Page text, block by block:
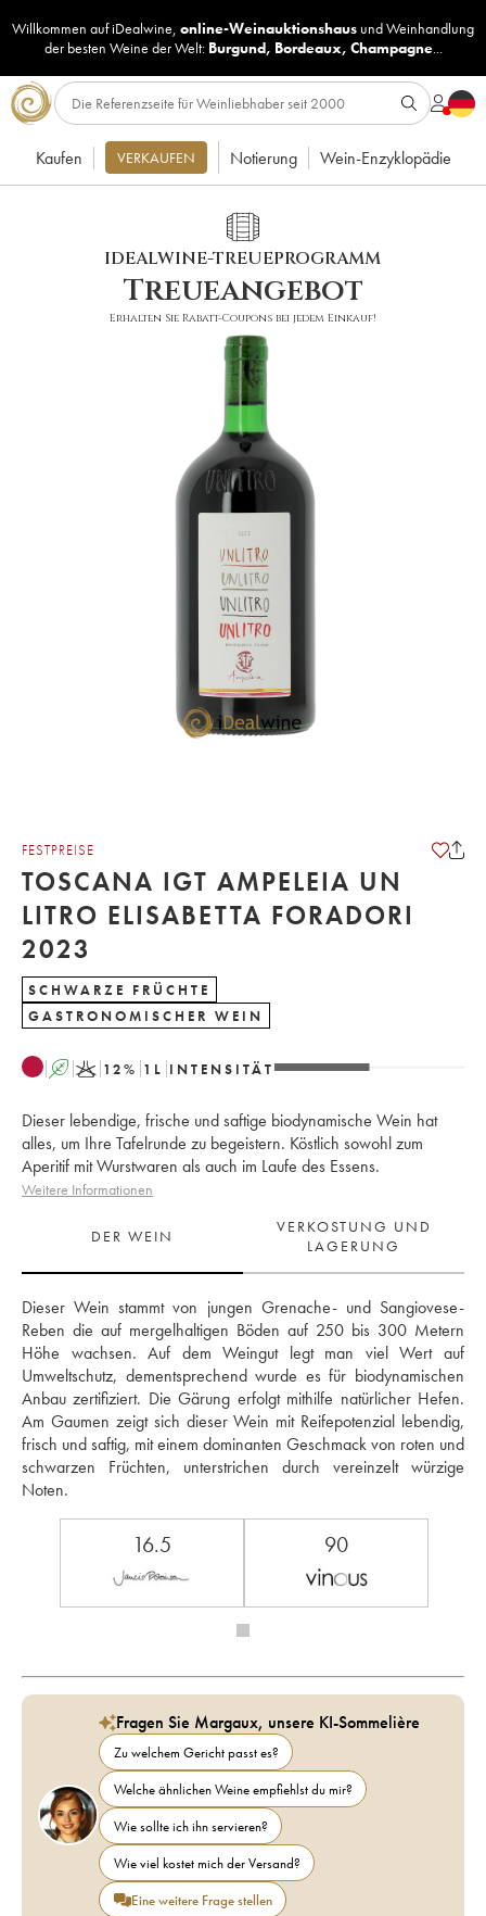
Willkommen auf iDealwine, online-Weinauktionshaus undWeinhandlung
der besten Weine der Welt: Burgund, Bordeaux, Champagne...
Kaufen VERKAUFEN Notierung Wein-Enzyklopädie
IDEALWINE-TREUEPROGRAMM
Treueangebot
Erhalten Sie Rabatt-Coupons bei jedem Einkauf!
FESTPREISE
TOSCANA IGT AMPELEIA UN
LITRO ELISABETTA FORADORI
2023
SCHWARZE FRÜCHTE
GASTRONOMISCHER WEIN
A K 12% 1 L INTENSITÄT
Dieser lebendige, frische und saftige biodynamische Wein hat
alles, um Ihre Tafelrunde zu begeistern. Köstlich sowohl zum
Aperitif mit Wurstwaren als auch im Laufe des Essens.
Weitere Informationen
DER WEIN
VERKOSTUNG UND
LAGERUNG
Dieser Wein stammt von jungen Grenache- und Sangiovese-
Reben die auf mergelhaltigen Böden auf 250 bis 300 Metern
Höhe wachsen. Auf dem Weingut legt man viel Wert auf
Umweltschutz, dementsprechend wurde es für biodynamischen
Anbau zertifiziert. Die Gärung erfolgt mithilfe natürlicher Hefen.
Am Gaumen zeigt sich dieser Wein mit Reifepotenzial lebendig,
frisch und saftig, mit einem dominanten Geschmack von roten und
schwarzen Früchten, unterstrichen durch vereinzelt würzige
Noten.
16.5 90
Fragen Sie Margaux, unsere KI-Sommelière
Zu welchem Gericht passt es?
Welche ähnlichen Weine empfiehlst du mir?
Wie sollte ich ihn servieren?
Wie viel kostet mich der Versand?
Eine weitere Frage stellen